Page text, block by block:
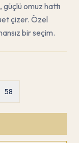
omuz hattı
çizer. Özel
bir seçim.
58